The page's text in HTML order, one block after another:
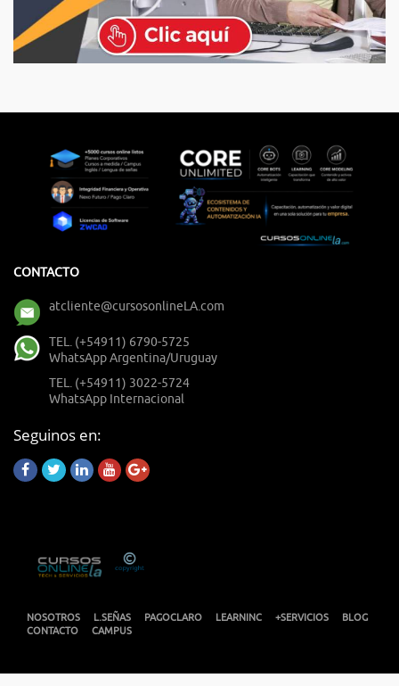
CONTACTO
atcliente@cursosonlineLA.com
TEL. (+54911) 6790-5725
WhatsApp Argentina/Uruguay
TEL. (+54911) 3022-5724
WhatsApp Internacional
Seguinos en:
NOSOTROS L.SEÑAS PAGOCLARO LEARNINC +SERVICIOS
BLOG
CONTACTO
CAMPUS